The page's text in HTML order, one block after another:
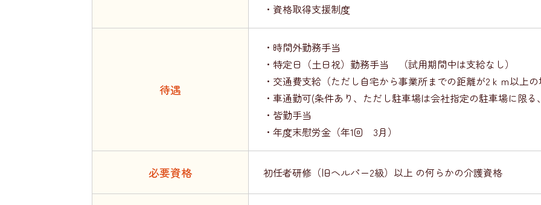
・資格取得支援制度
待遇
・時間外勤務手当
・特定日（土日祝）勤務手当 （試用期間中は支給なし）
・交通費支給（ただし自宅から事業所までの距離が2ｋｍ以上
・車通勤可(条件あり、ただし駐車場は会社指定の駐車場に限
・皆勤手当
・年度末慰労金（年1回 3月）
必要資格 初任者研修（旧ヘルパー2級）以上 の何らかの介護資格